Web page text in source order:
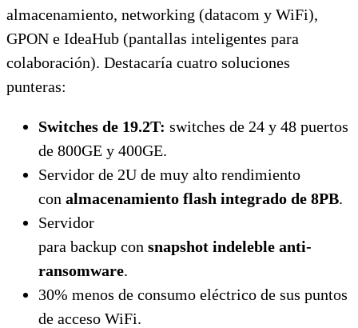
almacenamiento, networking (datacom y WiFi),
GPON e IdeaHub (pantallas inteligentes para
colaboración). Destacaría cuatro soluciones
punteras:
Switches de 19.2T: switches de 24 y 48 puertos
de 800GE y 400GE.
Servidor de 2U de muy alto rendimiento
con almacenamiento flash integrado de 8PB.
Servidor
para backup con snapshot indeleble anti-
ransomware.
30% menos de consumo eléctrico de sus puntos
de acceso WiFi.